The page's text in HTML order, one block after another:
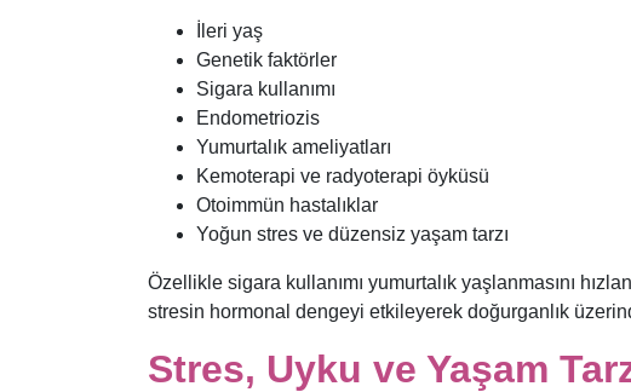
İleri yaş
Genetik faktörler
Sigara kullanımı
Endometriozis
Yumurtalık ameliyatları
Kemoterapi ve radyoterapi öyküsü
Otoimmün hastalıklar
Yoğun stres ve düzensiz yaşam tarzı
Özellikle sigara kullanımı yumurtalık yaşlanmasını
stresin hormonal dengeyi etkileyerek doğurganlık
Stres, Uyku ve Yaşam